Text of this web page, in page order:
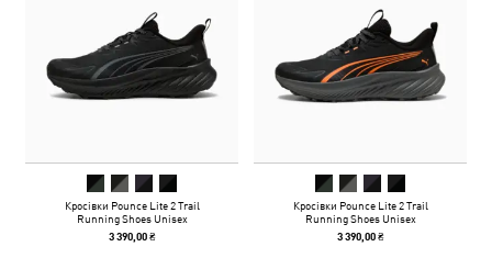
Кросівки Pounce Lite 2 Trail
Running Shoes Unisex
3 390,00 ₴
Кросівки Pounce Lite 2 Trail
Running Shoes Unisex
3 390,00 ₴